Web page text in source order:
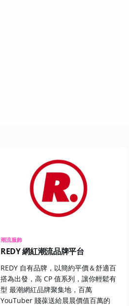
潮流服飾
REDY 網紅潮流品牌平台
REDY 自有品牌，以簡約平價＆舒適百
搭為出發，高 CP 值系列，讓你輕鬆有
型 最潮網紅品牌聚集地，百萬
YouTuber 賤葆送給晨晨價值百萬的